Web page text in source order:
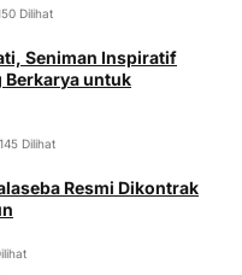
Dilihat
Seniman Inspiratif
Berkarya untuk
145 Dilihat
Resmi Dikontrak